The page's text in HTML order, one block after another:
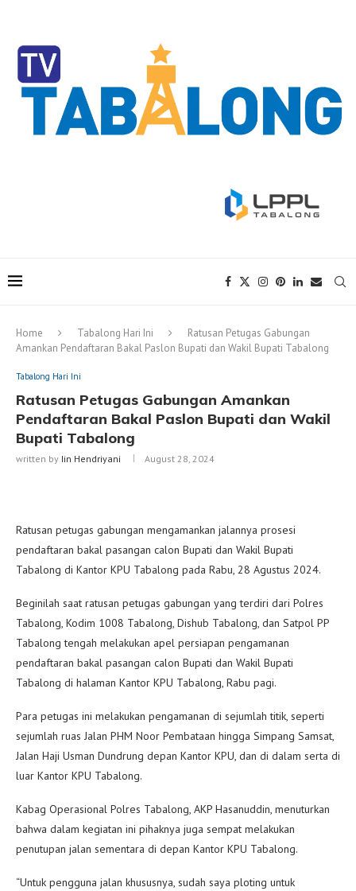
Home Tabalong Hari Ini
Ratusan Petugas Gabungan
Amankan Pendaftaran Bakal Paslon Bupati dan Wakil Bupati Tabalong
Tabalong Hari Ini
Ratusan Petugas Gabungan Amankan
Pendaftaran Bakal Paslon Bupati dan Wakil
Bupati Tabalong
written by Iin Hendriyani August 28, 2024
Ratusan petugas gabungan mengamankan jalannya prosesi
pendaftaran bakal pasangan calon Bupati dan Wakil Bupati
Tabalong di Kantor KPU Tabalong pada Rabu, 28 Agustus 2024.
Beginilah saat ratusan petugas gabungan yang terdiri dari Polres
Tabalong, Kodim 1008 Tabalong, Dishub Tabalong, dan Satpol PP
Tabalong tengah melakukan apel persiapan pengamanan
pendaftaran bakal pasangan calon Bupati dan Wakil Bupati
Tabalong di halaman Kantor KPU Tabalong, Rabu pagi.
Para petugas ini melakukan pengamanan di sejumlah titik, seperti
sejumlah ruas Jalan PHM Noor Pembataan hingga Simpang Samsat,
Jalan Haji Usman Dundrung depan Kantor KPU, dan di dalam serta di
luar Kantor KPU Tabalong.
Kabag Operasional Polres Tabalong, AKP Hasanuddin, menuturkan
bahwa dalam kegiatan ini pihaknya juga sempat melakukan
penutupan jalan sementara di depan Kantor KPU Tabalong.
“Untuk pengguna jalan khususnya, sudah saya ploting untuk